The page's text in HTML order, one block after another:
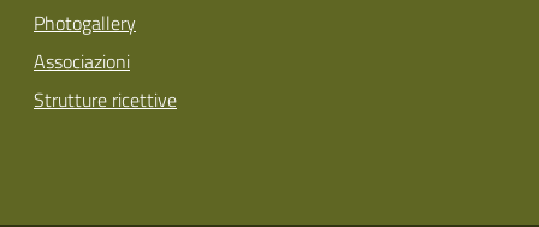
Photogallery
Associazioni
Strutture ricettive